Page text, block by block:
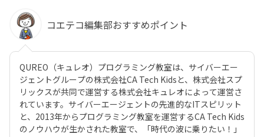
コエテコ編集部おすすめポイント
QUREO（キュレオ）プログラミング教室は、サイバーエー
ジェントグループの株式会社CA Tech Kidsと、株式会社スプ
リックスが共同で運営する株式会社キュレオによって運営さ
れています。サイバーエージェントの先進的なITスピリット
と、2013年からプログラミング教室を運営するCA Tech Kids
のノウハウが生かされた教室で、「時代の波に乗りたい！」